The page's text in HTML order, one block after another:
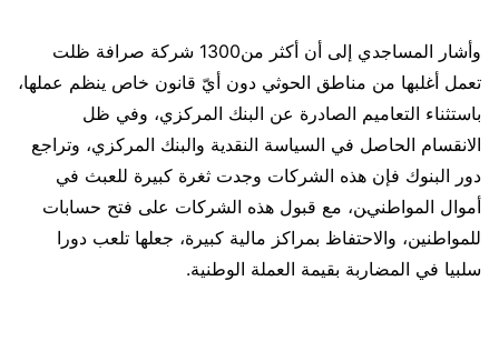
وأشار المساجدي إلى أن أكثر من1300 شركة صرافة ظلت
تعمل أغلبها من مناطق الحوثي دون أيّ قانون خاص ينظم عملها،
باستثناء التعاميم الصادرة عن البنك المركزي، وفي ظل
الانقسام الحاصل في السياسة النقدية والبنك المركزي، وتراجع
دور البنوك فإن هذه الشركات وجدت ثغرة كبيرة للعبث في
أموال المواطنين، مع قبول هذه الشركات على فتح حسابات
للمواطنين، والاحتفاظ بمراكز مالية كبيرة، جعلها تلعب دورا
سلبيا في المضاربة بقيمة العملة الوطنية.